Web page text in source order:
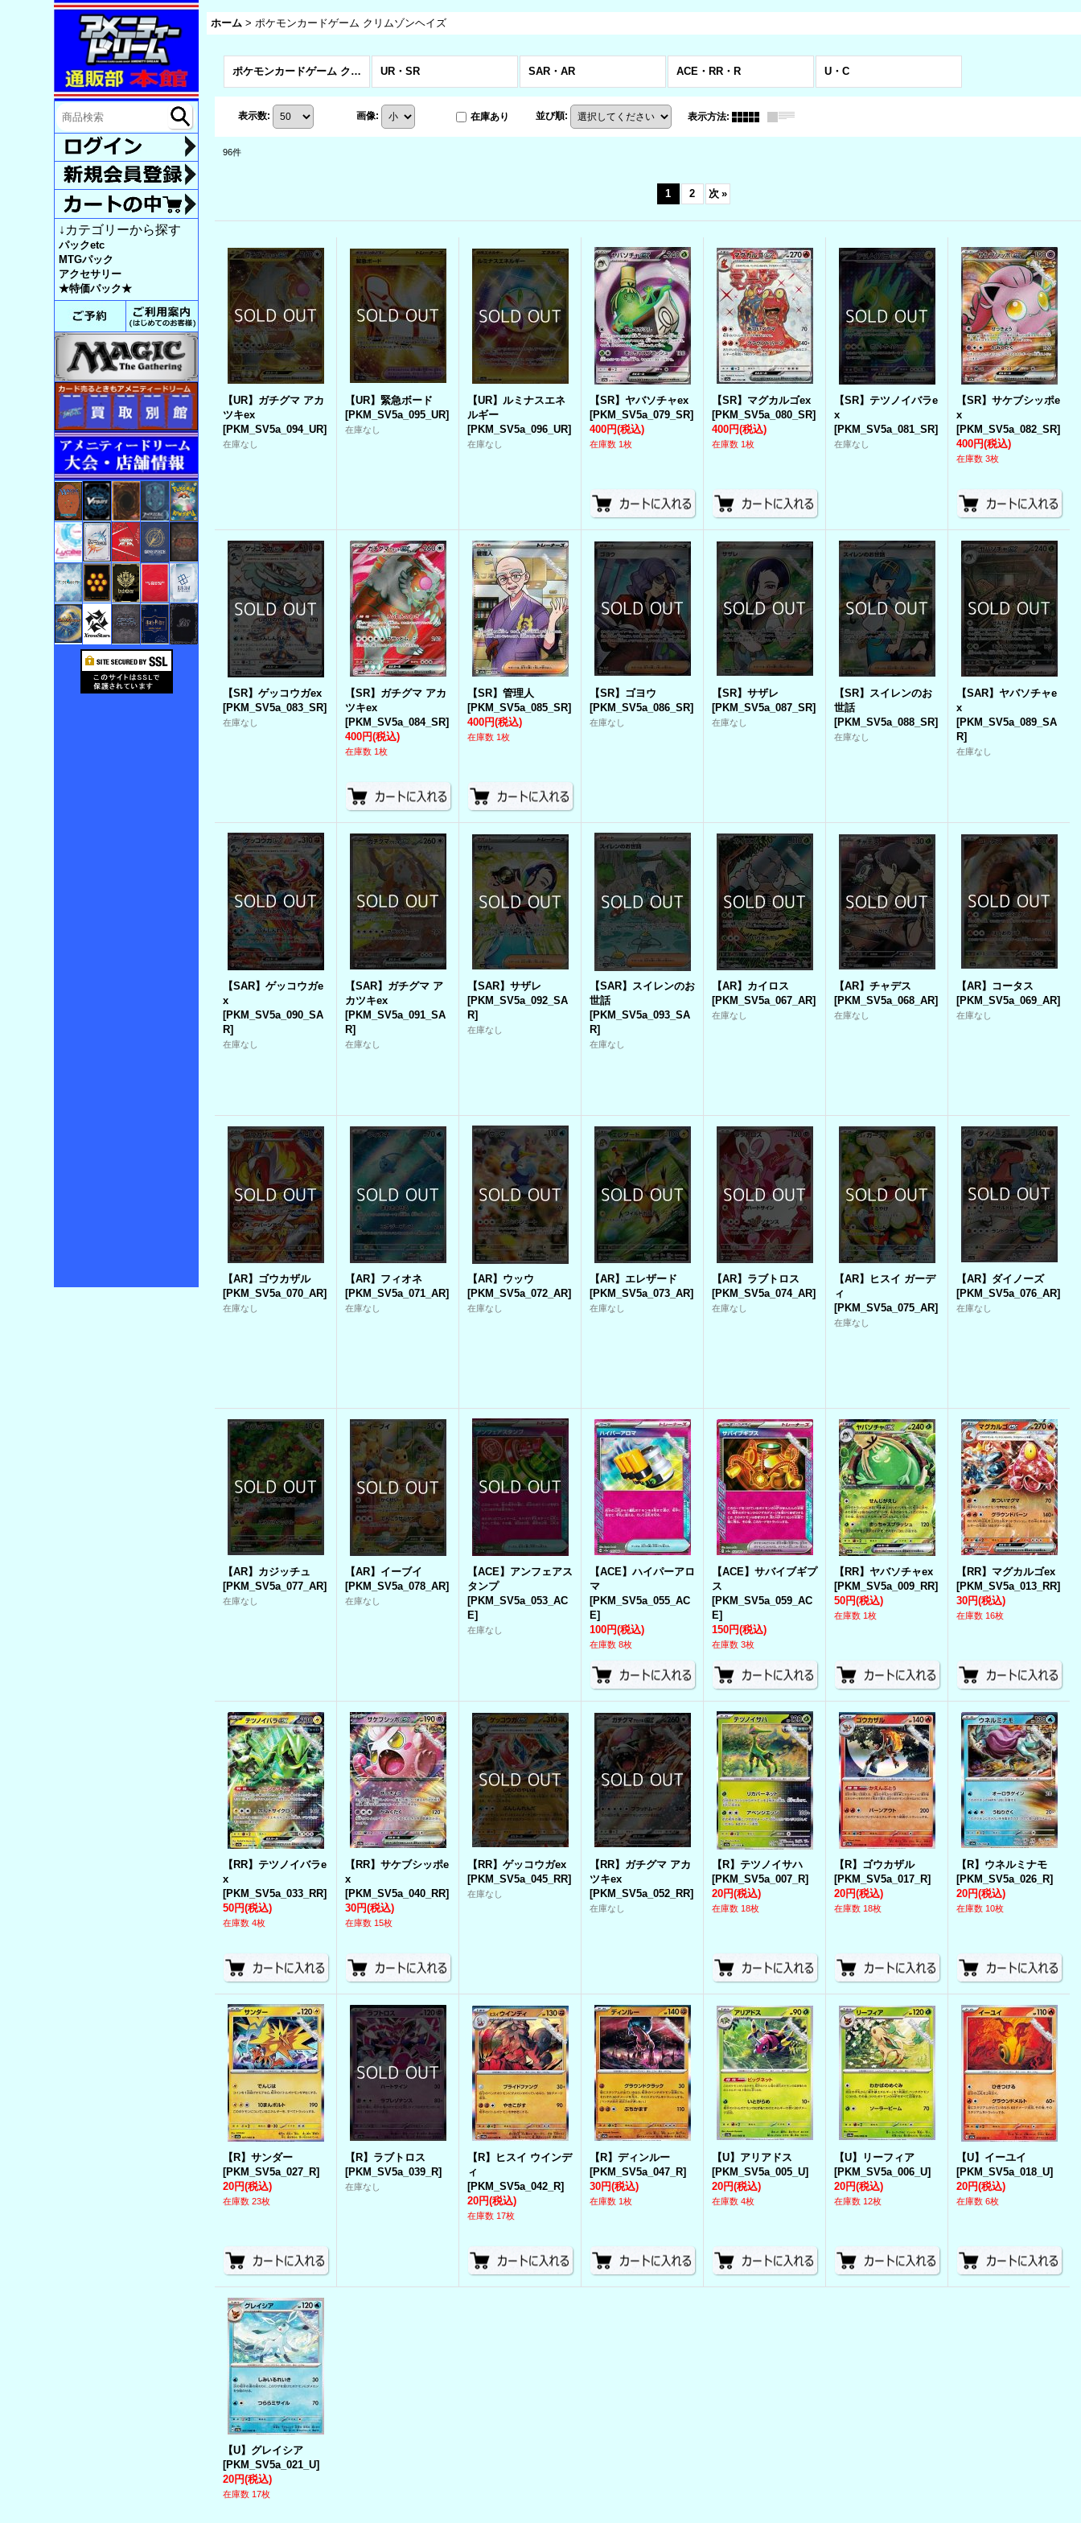
ホーム > ポケモンカードゲーム クリムゾンヘイズ
↓カテゴリーから探す
パックetc
MTGパック
アクセサリー
★特価パック★
ポケモンカードゲーム クリムゾンヘイズ (全商品) UR・SR SAR・AR ACE・RR・R U・C
表示数: 画像: 在庫あり 並び順: 表示方法:
96件
1 2 次 »
【UR】ガチグマ アカ
ツキex
[PKM_SV5a_094_UR]
在庫なし
【UR】緊急ボード
[PKM_SV5a_095_UR]
在庫なし
【UR】ルミナスエネ
ルギー
[PKM_SV5a_096_UR]
在庫なし
【SR】ヤバソチャex
[PKM_SV5a_079_SR]
400円(税込)
在庫数 1枚
【SR】マグカルゴex
[PKM_SV5a_080_SR]
400円(税込)
在庫数 1枚
【SR】テツノイバラe
x
[PKM_SV5a_081_SR]
在庫なし
【SR】サケブシッポe
x
[PKM_SV5a_082_SR]
400円(税込)
在庫数 3枚
【SR】ゲッコウガex
[PKM_SV5a_083_SR]
在庫なし
【SR】ガチグマ アカ
ツキex
[PKM_SV5a_084_SR]
400円(税込)
在庫数 1枚
【SR】管理人
[PKM_SV5a_085_SR]
400円(税込)
在庫数 1枚
【SR】ゴヨウ
[PKM_SV5a_086_SR]
在庫なし
【SR】サザレ
[PKM_SV5a_087_SR]
在庫なし
【SR】スイレンのお
世話
[PKM_SV5a_088_SR]
在庫なし
【SAR】ヤバソチャe
x
[PKM_SV5a_089_SA
R]
在庫なし
【SAR】ゲッコウガe
x
[PKM_SV5a_090_SA
R]
在庫なし
【SAR】ガチグマ ア
カツキex
[PKM_SV5a_091_SA
R]
在庫なし
【SAR】サザレ
[PKM_SV5a_092_SA
R]
在庫なし
【SAR】スイレンのお
世話
[PKM_SV5a_093_SA
R]
在庫なし
【AR】カイロス
[PKM_SV5a_067_AR]
在庫なし
【AR】チャデス
[PKM_SV5a_068_AR]
在庫なし
【AR】コータス
[PKM_SV5a_069_AR]
在庫なし
【AR】ゴウカザル
[PKM_SV5a_070_AR]
在庫なし
【AR】フィオネ
[PKM_SV5a_071_AR]
在庫なし
【AR】ウッウ
[PKM_SV5a_072_AR]
在庫なし
【AR】エレザード
[PKM_SV5a_073_AR]
在庫なし
【AR】ラブトロス
[PKM_SV5a_074_AR]
在庫なし
【AR】ヒスイ ガーデ
ィ
[PKM_SV5a_075_AR]
在庫なし
【AR】ダイノーズ
[PKM_SV5a_076_AR]
在庫なし
【AR】カジッチュ
[PKM_SV5a_077_AR]
在庫なし
【AR】イーブイ
[PKM_SV5a_078_AR]
在庫なし
【ACE】アンフェアス
タンプ
[PKM_SV5a_053_AC
E]
在庫なし
【ACE】ハイパーアロ
マ
[PKM_SV5a_055_AC
E]
100円(税込)
在庫数 8枚
【ACE】サバイブギプ
ス
[PKM_SV5a_059_AC
E]
150円(税込)
在庫数 3枚
【RR】ヤバソチャex
[PKM_SV5a_009_RR]
50円(税込)
在庫数 1枚
【RR】マグカルゴex
[PKM_SV5a_013_RR]
30円(税込)
在庫数 16枚
【RR】テツノイバラe
x
[PKM_SV5a_033_RR]
50円(税込)
在庫数 4枚
【RR】サケブシッポe
x
[PKM_SV5a_040_RR]
30円(税込)
在庫数 15枚
【RR】ゲッコウガex
[PKM_SV5a_045_RR]
在庫なし
【RR】ガチグマ アカ
ツキex
[PKM_SV5a_052_RR]
在庫なし
【R】テツノイサハ
[PKM_SV5a_007_R]
20円(税込)
在庫数 18枚
【R】ゴウカザル
[PKM_SV5a_017_R]
20円(税込)
在庫数 18枚
【R】ウネルミナモ
[PKM_SV5a_026_R]
20円(税込)
在庫数 10枚
【R】サンダー
[PKM_SV5a_027_R]
20円(税込)
在庫数 23枚
【R】ラブトロス
[PKM_SV5a_039_R]
在庫なし
【R】ヒスイ ウインデ
ィ
[PKM_SV5a_042_R]
20円(税込)
在庫数 17枚
【R】ディンルー
[PKM_SV5a_047_R]
30円(税込)
在庫数 1枚
【U】アリアドス
[PKM_SV5a_005_U]
20円(税込)
在庫数 4枚
【U】リーフィア
[PKM_SV5a_006_U]
20円(税込)
在庫数 12枚
【U】イーユイ
[PKM_SV5a_018_U]
20円(税込)
在庫数 6枚
【U】グレイシア
[PKM_SV5a_021_U]
20円(税込)
在庫数 17枚